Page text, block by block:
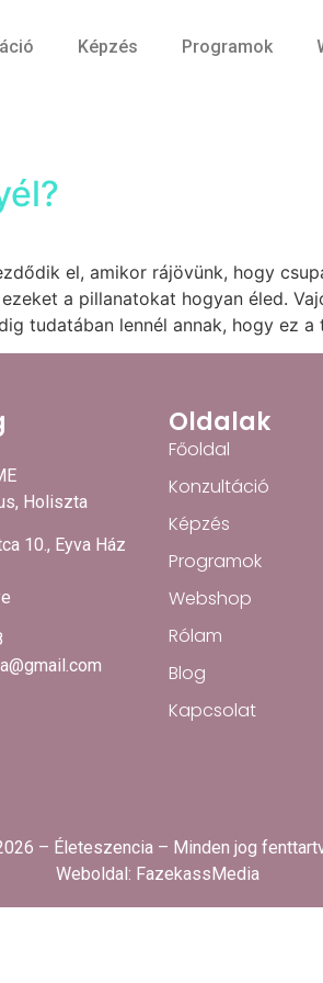
Képzés Programok
el, amikor rájövünk, hogy
a pillanatokat hogyan éled.
tudatában lennél annak, hogy ez
Holiszta
10., Eyva Ház
Oldalak
Főoldal
Konzultáció
Képzés
Programok
Webshop
Rólam
Blog
Kapcsolat
– Életeszencia – Minden jog
Weboldal: FazekassMedia